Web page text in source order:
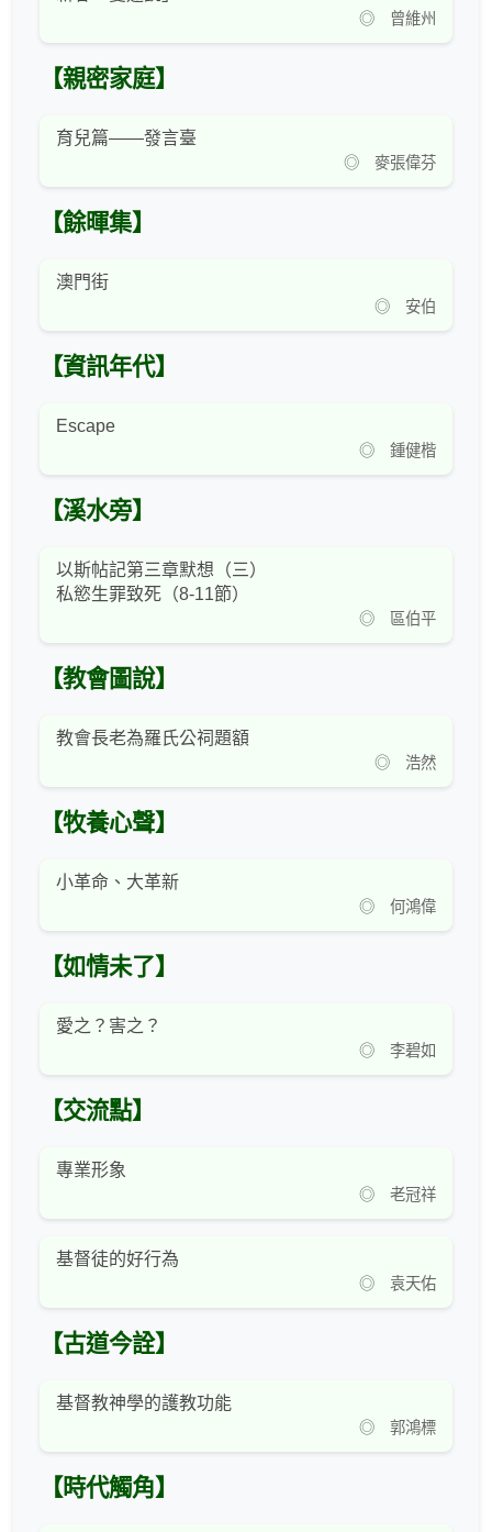
◎ 曾維州
【親密家庭】
育兒篇——發言臺
◎ 麥張偉芬
【餘暉集】
澳門街
◎ 安伯
【資訊年代】
Escape
◎ 鍾健楷
【溪水旁】
以斯帖記第三章默想（三）
私慾生罪致死（8-11節）
◎ 區伯平
【教會圖說】
教會長老為羅氏公祠題額
◎ 浩然
【牧養心聲】
小革命、大革新
◎ 何鴻偉
【如情未了】
愛之？害之？
◎ 李碧如
【交流點】
專業形象
◎ 老冠祥
基督徒的好行為
◎ 袁天佑
【古道今詮】
基督教神學的護教功能
◎ 郭鴻標
【時代觸角】